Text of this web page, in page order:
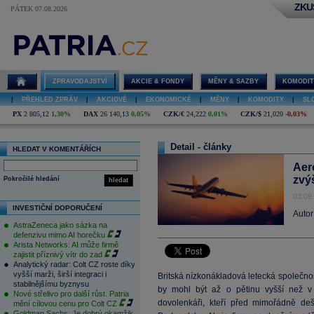
PÁTEK 07.08.2026
ZPRAVODAJSTVÍ AKCIE & FONDY MĚNY & SAZBY
PŘEHLED ZPRÁV AKCIOVÉ EKONOMICKÉ MĚNY KOMODITY
PX 2 805,12 1,30% DAX 26 140,13 0,05% CZK/€ 24,222 0,01% CZK/$ 21,020 -0,03%
HLEDAT V KOMENTÁŘÍCH
hledat
Pokročilé hledání
INVESTIČNÍ DOPORUČENÍ
AstraZeneca jako sázka na
defenzivu mimo AI horečku
Arista Networks: AI může firmě
zajistit příznivý vítr do zad
Analytický radar: Colt CZ roste díky
vyšší marži, širší integraci i
stabilnějšímu byznysu
Nové střelivo pro další růst. Patria
mění cílovou cenu pro Colt CZ
Detail - články
Britská nízkonákladová letecká
by mohl být až o pětinu vyšší než v
dovolenkáři, kteří před mimořádně